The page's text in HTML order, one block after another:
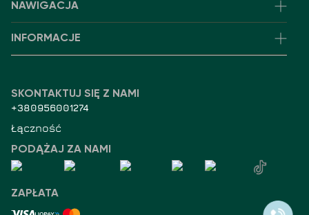
NAWIGACJA
INFORMACJE
SKONTAKTUJ SIĘ Z NAMI
+380956001274
Łączność
PODĄŻAJ ZA NAMI
ZAPŁATA